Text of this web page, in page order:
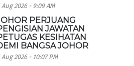
Aug 2026 - 9:09 AM
PERJUANG
JAWATAN
KESIHATAN
BANGSA JOHOR
Aug 2026 - 10:07 PM